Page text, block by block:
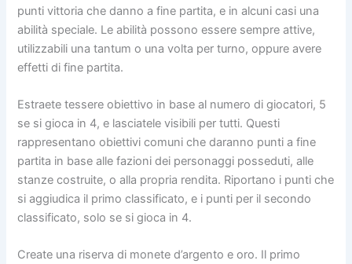
punti vittoria che danno a fine partita, e in alcuni casi una
abilità speciale. Le abilità possono essere sempre attive,
utilizzabili una tantum o una volta per turno, oppure avere
effetti di fine partita.
Estraete tessere obiettivo in base al numero di giocatori, 5
se si gioca in 4, e lasciatele visibili per tutti. Questi
rappresentano obiettivi comuni che daranno punti a fine
partita in base alle fazioni dei personaggi posseduti, alle
stanze costruite, o alla propria rendita. Riportano i punti che
si aggiudica il primo classificato, e i punti per il secondo
classificato, solo se si gioca in 4.
Create una riserva di monete d’argento e oro. Il primo